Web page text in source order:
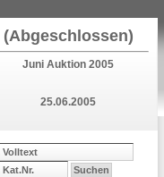
(Abgeschlossen)
Juni Auktion 2005
25.06.2005